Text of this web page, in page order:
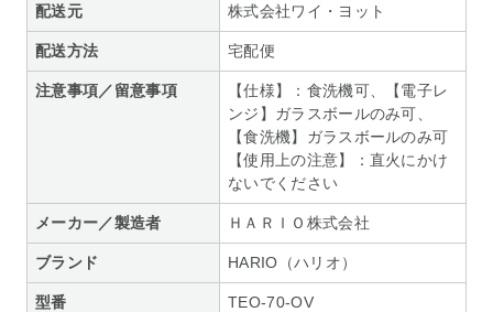
配送元 株式会社ワイ・ヨット
配送方法 宅配便
注意事項／留意事項
【仕様】：食洗機可、【電子レ
ンジ】ガラスボールのみ可、
【食洗機】ガラスボールのみ可
【使用上の注意】：直火にかけ
ないでください
メーカー／製造者 ＨＡＲＩＯ株式会社
ブランド HARIO（ハリオ）
型番 TEO-70-OV